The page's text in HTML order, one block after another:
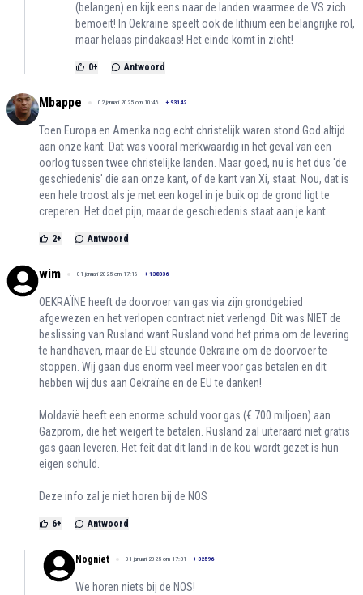
(belangen) en kijk eens naar de landen waarmee de VS zich
bemoeit! In Oekraine speelt ook de lithium een belangrijke rol,
maar helaas pindakaas! Het einde komt in zicht!
0+ Antwoord
Mbappe 02 januari 2025 om 10:46 + 93142
Toen Europa en Amerika nog echt christelijk waren stond God altijd
aan onze kant. Dat was vooral merkwaardig in het geval van een
oorlog tussen twee christelijke landen. Maar goed, nu is het dus 'de
geschiedenis' die aan onze kant, of de kant van Xi, staat. Nou, dat is
een hele troost als je met een kogel in je buik op de grond ligt te
creperen. Het doet pijn, maar de geschiedenis staat aan je kant.
2+ Antwoord
wim 01 januari 2025 om 17:18 + 138336
OEKRAÏNE heeft de doorvoer van gas via zijn grondgebied
afgewezen en het verlopen contract niet verlengd. Dit was NIET de
beslissing van Rusland want Rusland vond het prima om de levering
te handhaven, maar de EU steunde Oekraïne om de doorvoer te
stoppen. Wij gaan dus enorm veel meer voor gas betalen en dit
hebben wij dus aan Oekraïne en de EU te danken!
Moldavië heeft een enorme schuld voor gas (€ 700 miljoen) aan
Gazprom, die het weigert te betalen. Rusland zal uiteraard niet gratis
gas gaan leveren. Het feit dat dit land in de kou wordt gezet is hun
eigen schuld.
Deze info zal je niet horen bij de NOS
6+ Antwoord
Nogniet 01 januari 2025 om 17:31 + 32596
We horen niets bij de NOS!